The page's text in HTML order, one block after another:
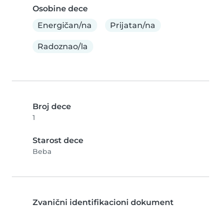
Osobine dece
Energičan/na
Prijatan/na
Radoznao/la
Broj dece
1
Starost dece
Beba
Zvanični identifikacioni dokument